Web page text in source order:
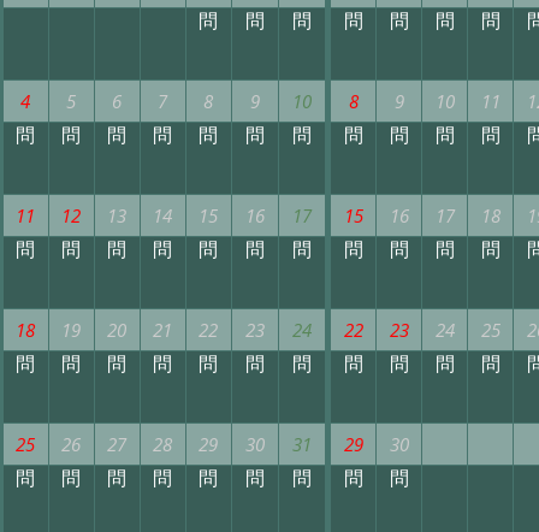
問 問 問
4 5 6 7 8 9 10
問 問 問 問 問 問 問
11 12 13 14 15 16 17
問 問 問 問 問 問 問
18 19 20 21 22 23 24
問 問 問 問 問 問 問
25 26 27 28 29 30 31
問 問 問 問 問 問 問
問 問 問 問
8 9 10 11
問 問 問 問
15 16 17 18
問 問 問 問
22 23 24 25
問 問 問 問
29 30
問 問